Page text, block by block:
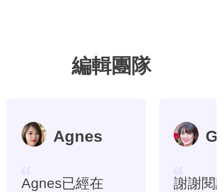
編輯團隊
Agnes
Agnes已經在
謝謝閱